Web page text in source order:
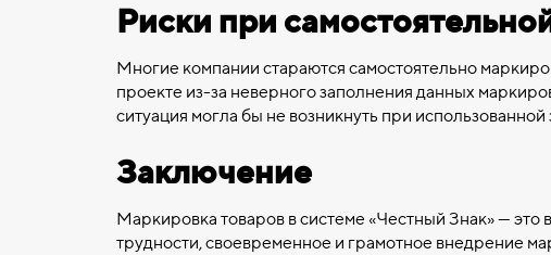
Риски при
Многие компании стараются самостоятельно
проекте из-за неверного заполнения данных
ситуация могла бы не возникнуть при
Заключение
Маркировка товаров в системе «Честный Знак» —
трудности, своевременное и грамотное внедрение